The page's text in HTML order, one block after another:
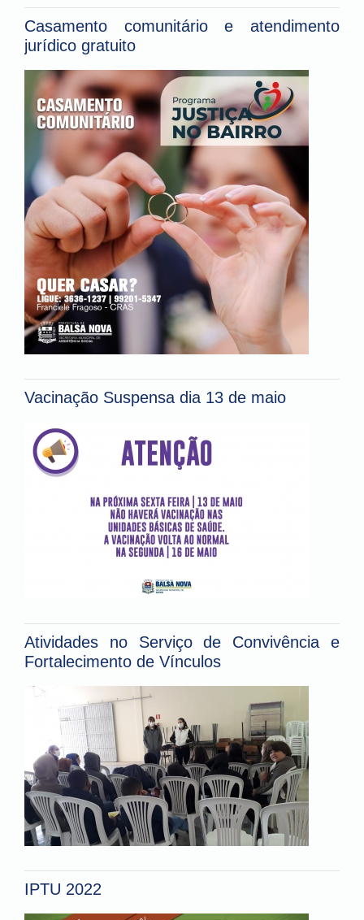
Casamento comunitário e atendimento
jurídico gratuito
Vacinação Suspensa dia 13 de maio
Atividades no Serviço de Convivência e
Fortalecimento de Vínculos
IPTU 2022